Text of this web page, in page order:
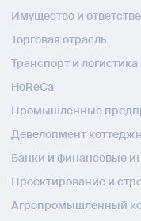
Имущество и
Торговая отрасль
Транспорт и логистика
HoReCa
Промышленные
Девелопмент
Банки и финансовые
Проектирование и
Агропромышленный